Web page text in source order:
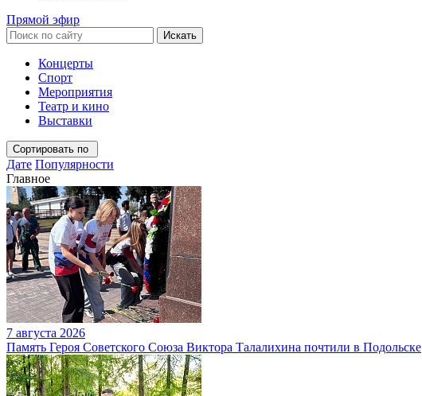
Прямой эфир
Искать
Концерты
Спорт
Мероприятия
Театр и кино
Выставки
Сортировать по
Дате Популярности
Главное
7 августа 2026
Память Героя Советского Союза Виктора Талалихина почтили в Подольске